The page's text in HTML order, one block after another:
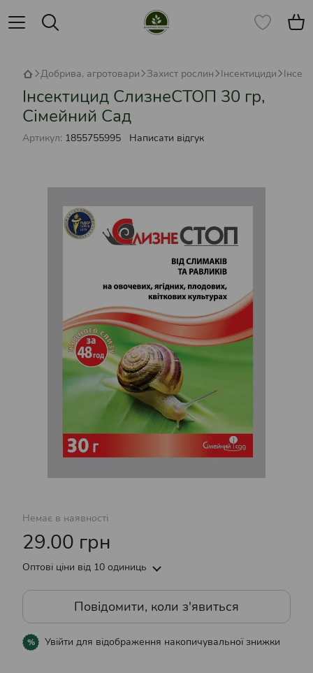
Добрива, агротовари Захист рослин Інсектициди
Інсектицид СлизнеСТОП 30 гр,
Сімейний Сад
Артикул: 1855755995 Написати відгук
Немає в наявності
29.00 грн
Оптові ціни від 10 одиниць
Повідомити, коли з'явиться
% Увійти для відображення накопичувальної знижки